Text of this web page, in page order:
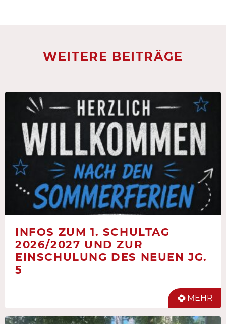
WEITERE BEITRÄGE
INFOS ZUM 1. SCHULTAG
2026/2027 UND ZUR
EINSCHULUNG DES NEUEN JG.
5
MEHR